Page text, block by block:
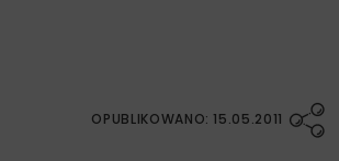
OPUBLIKOWANO: 15.05.2011